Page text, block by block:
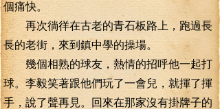
個痛快。
再次徜徉在古老的青石板路上，跑過長
長的老街，來到鎮中學的操場。
幾個相熟的球友，熱情的招呼他一起打
球。李毅笑著跟他們玩了一會兒，就揮了揮
手，說了聲再見。回來在那家沒有掛牌子的